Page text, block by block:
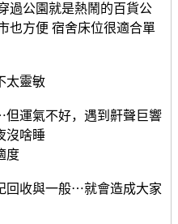
過公園就是熱鬧的百貨公
也方便 宿舍床位很適合單
太靈敏
運氣不好，遇到鼾聲巨響
沒啥睡
度
回收與一般⋯就會造成大家